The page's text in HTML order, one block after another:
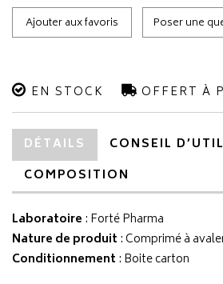
Ajouter aux favoris Poser une
EN STOCK OFFERT À
DÉTAILS
CONSEIL
COMPOSITION
Laboratoire : Forté Pharma
Nature de produit : Comprimé à
Conditionnement : Boite carton